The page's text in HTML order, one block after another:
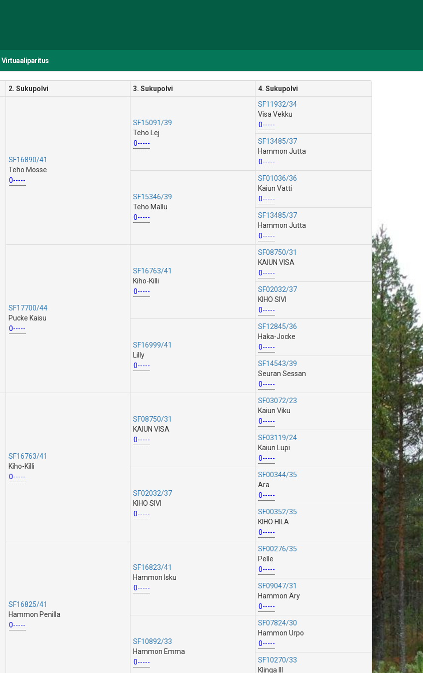
Virtuaaliparitus
2. Sukupolvi 3. Sukupolvi 4. Sukupolvi
SF16890/41
Teho Mosse
0-----
SF15091/39
Teho Lej
0-----
SF11932/34
Visa Vekku
0-----
SF13485/37
Hammon Jutta
0-----
SF15346/39
Teho Mallu
0-----
SF01036/36
Kaiun Vatti
0-----
SF13485/37
Hammon Jutta
0-----
SF17700/44
Pucke Kaisu
0-----
SF16763/41
Kiho-Killi
0-----
SF08750/31
KAIUN VISA
0-----
SF02032/37
KIHO SIVI
0-----
SF16999/41
Lilly
0-----
SF12845/36
Haka-Jocke
0-----
SF14543/39
Seuran Sessan
0-----
SF16763/41
Kiho-Killi
0-----
SF08750/31
KAIUN VISA
0-----
SF03072/23
Kaiun Viku
0-----
SF03119/24
Kaiun Lupi
0-----
SF02032/37
KIHO SIVI
0-----
SF00344/35
Ara
0-----
SF00352/35
KIHO HILA
0-----
SF16825/41
Hammon Penilla
0-----
SF16823/41
Hammon Isku
0-----
SF00276/35
Pelle
0-----
SF09047/31
Hammon Äry
0-----
SF10892/33
Hammon Emma
0-----
SF07824/30
Hammon Urpo
0-----
SF10270/33
Klinga III